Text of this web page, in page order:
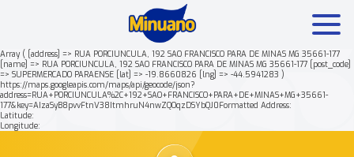
Array ( [address] => RUA PORCIUNCULA, 192 SAO FRANCISCO PARA DE MINAS MG 35661-177
[name] => RUA PORCIUNCULA, 192 SAO FRANCISCO PARA DE MINAS MG 35661-177 [post_code]
=> SUPERMERCADO PARAENSE [lat] => -19.8660826 [lng] => -44.5941283 )
https://maps.googleapis.com/maps/api/geocode/json?
address=RUA+PORCIUNCULA%2C+192+SAO+FRANCISCO+PARA+DE+MINAS+MG+35661-
177&key=AIzaSyB8pvvFtnV38ItmhruN4nwZQOqzDSYbQJ0Formatted Address:
Latitude:
Longitude:
Mais buscados: Produtos Minuano Rende +
Nossa história